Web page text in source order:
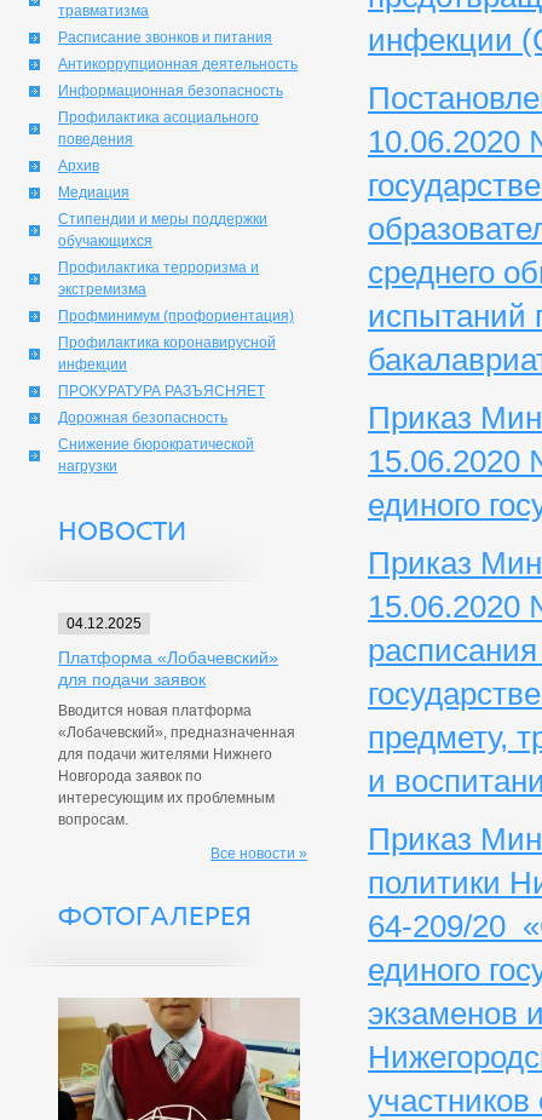
травматизма
Расписание звонков и питания
Антикоррупционная деятельность
Информационная безопасность
Профилактика асоциального
поведения
Архив
Медиация
Стипендии и меры поддержки
обучающихся
Профилактика терроризма и
экстремизма
Профминимум (профориентация)
Профилактика коронавирусной
инфекции
ПРОКУРАТУРА РАЗЪЯСНЯЕТ
Дорожная безопасность
Снижение бюрократической
нагрузки
НОВОСТИ
04.12.2025
Платформа «Лобачевский»
для подачи заявок
Вводится новая платформа
«Лобачевский», предназначенная
для подачи жителями Нижнего
Новгорода заявок по
интересующим их проблемным
вопросам.
Все новости »
ФОТОГАЛЕРЕЯ
инфекции
10.06.2020
среднего
испытаний
Приказ
15.06.2020
единого
Приказ
15.06.2020
предмету,
и
Приказ
политики
64-209/20
единого
экзаменов
участников